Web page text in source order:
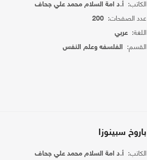
الكاتب: أ.د امة السلام محمد علي جحاف
عدد الصفحات:200
اللغة:عربي
القسم: الفلسفه وعلم النفس
باروخ سبينوزا
الكاتب: أ.د امة السلام محمد علي جحاف